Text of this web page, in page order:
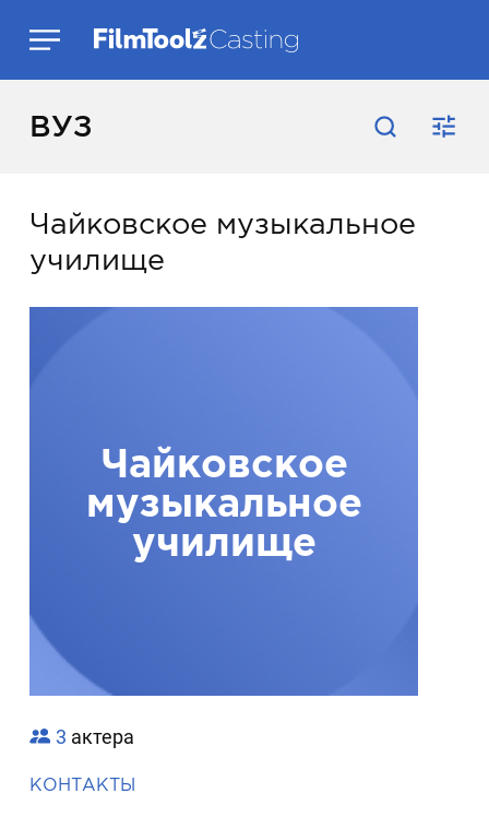
ВУЗ
Чайковское музыкальное
училище
Чайковское
музыкальное
училище
3 актера
КОНТАКТЫ